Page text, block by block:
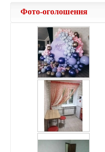
Фото-оголошення